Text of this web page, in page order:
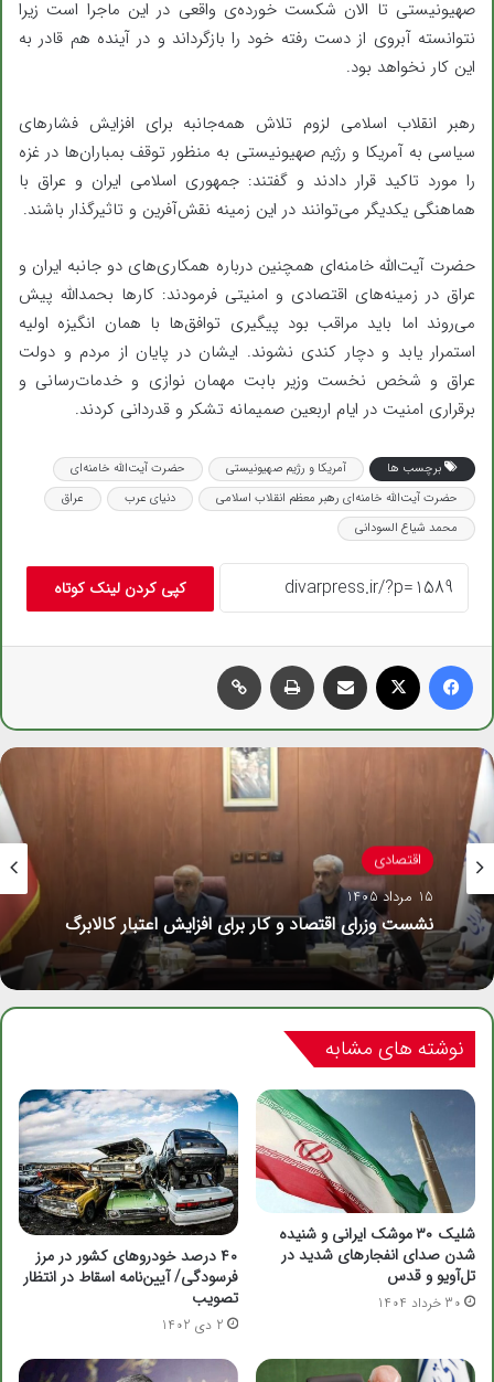
صهیونیستی تا الان شکست خورده‌ی واقعی در این ماجرا است زیرا
نتوانسته‌ آبروی از دست رفته خود را بازگرداند و در آینده هم قادر به
این کار نخواهد بود.
رهبر انقلاب اسلامی لزوم تلاش همه‌جانبه برای افزایش فشارهای
سیاسی به آمریکا و رژیم صهیونیستی به منظور توقف بمباران‌ها در غزه
را مورد تاکید قرار دادند و گفتند: جمهوری اسلامی ایران و عراق با
هماهنگی یکدیگر می‌توانند در این زمینه نقش‌آفرین و تاثیرگذار باشند.
حضرت آیت‌الله خامنه‌ای همچنین درباره همکاری‌های دو جانبه ایران و
عراق در زمینه‌های اقتصادی و امنیتی فرمودند: کارها بحمدالله پیش
می‌روند اما باید مراقب بود پیگیری توافق‌ها با همان انگیزه اولیه
استمرار یابد و دچار کندی نشوند. ایشان در پایان از مردم و دولت
عراق و شخص نخست وزیر بابت مهمان نوازی و خدمات‌رسانی و
برقراری امنیت در ایام اربعین صمیمانه تشکر و قدردانی کردند.
برچسب ها آمریکا و رژیم صهیونیستی
حضرت آیت‌الله خامنه‌ای
حضرت آیت‌الله خامنه‌ای رهبر معظم انقلاب اسلامی
دنیای عرب
عراق
محمد شیاع السودانی
کپی کردن لینک کوتاه
اقتصادی
15 مرداد 1405
نشست وزرای اقتصاد و کار برای افزایش اعتبار کالابرگ
نوشته های مشابه
شلیک ۳۰ موشک ایرانی و شنیده
شدن صدای انفجارهای شدید در
تل‌آویو و قدس
30 خرداد 1404
۴۰ درصد خودروهای کشور در مرز
فرسودگی/ آیین‌نامه اسقاط در انتظار
تصویب
2 دی 1402